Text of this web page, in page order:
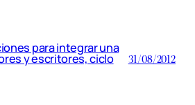
para integrar una
y escritores, ciclo 31/08/2012